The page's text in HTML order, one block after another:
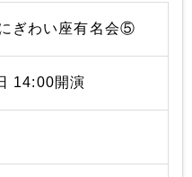
ぎわい座有名会⑤
14:00開演